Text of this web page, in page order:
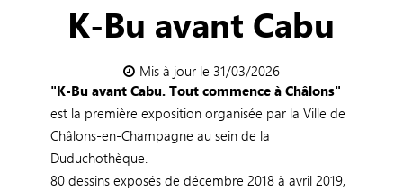
K-Bu avant Cabu
Mis à jour le 31/03/2026
"K-Bu avant Cabu. Tout commence à Châlons"
est la première exposition organisée par la Ville de
Châlons-en-Champagne au sein de la
Duduchothèque.
80 dessins exposés de décembre 2018 à avril 2019,